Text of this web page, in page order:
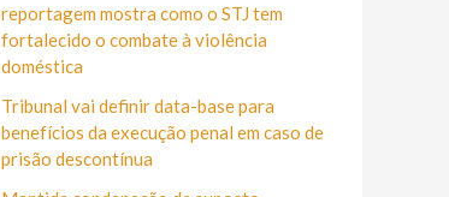
p
o
r
:
reportagem mostra como o STJ tem
fortalecido o combate à violência
doméstica
Tribunal vai definir data-base para
benefícios da execução penal em caso de
prisão descontínua